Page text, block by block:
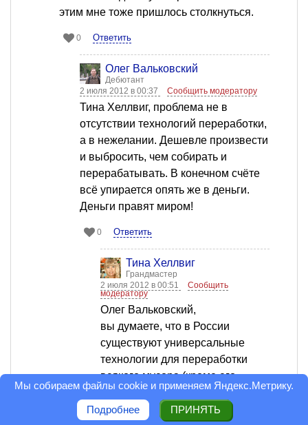
этим мне тоже пришлось столкнуться.
0 Ответить
Олег Вальковский
Дебютант
2 июля 2012 в 00:37
Сообщить модератору
Тина Хеллвиг, проблема не в
отсутствии технологий переработки,
а в нежелании. Дешевле произвести
и выбросить, чем собирать и
перерабатывать. В конечном счёте
всё упирается опять же в деньги.
Деньги правят миром!
0 Ответить
Тина Хеллвиг
Грандмастер
2 июля 2012 в 00:51
Сообщить
модератору
Олег Вальковский,
вы думаете, что в России
существуют универсальные
технологии для переработки
всякого мусора (кроме его
сжигания)? Я в этом не уверена:
что-то есть, а до чего-то еще
Мы собираем файлы cookie и применяем Яндекс.Метрику.
Подробнее ПРИНЯТЬ